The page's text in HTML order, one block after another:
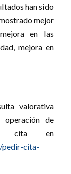
han sido
mejor
en las
mejora en
valorativa
operación de
cita en
pedir-cita-